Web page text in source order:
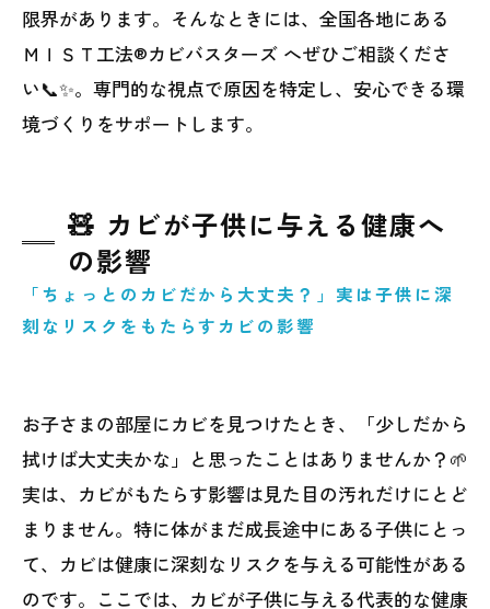
限界があります。そんなときには、全国各地にある
ＭＩＳＴ工法®カビバスターズ へぜひご相談くださ
い📞✨。専門的な視点で原因を特定し、安心できる環
境づくりをサポートします。
🧸 カビが子供に与える健康へ
の影響
「ちょっとのカビだから大丈夫？」実は子供に深
刻なリスクをもたらすカビの影響
お子さまの部屋にカビを見つけたとき、「少しだから
拭けば大丈夫かな」と思ったことはありませんか？🌱
実は、カビがもたらす影響は見た目の汚れだけにとど
まりません。特に体がまだ成長途中にある子供にとっ
て、カビは健康に深刻なリスクを与える可能性がある
のです。ここでは、カビが子供に与える代表的な健康